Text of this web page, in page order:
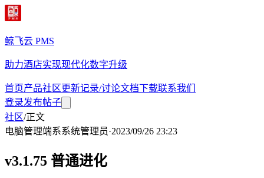
鲸飞云 PMS
助力酒店实现现代化数字升级
首页产品社区更新记录/讨论文档下载联系我们
登录发布帖子
社区/正文
电脑管理端系系统管理员·2023/09/26 23:23
v3.1.75 普通进化